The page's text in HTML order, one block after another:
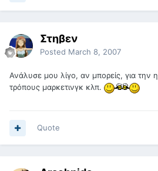
Στηβεν
Posted March 8, 2007
Ανάλυσε μου λίγο, αν μπορείς, για την
τρόπους μαρκετινγκ κλπ.
Quote